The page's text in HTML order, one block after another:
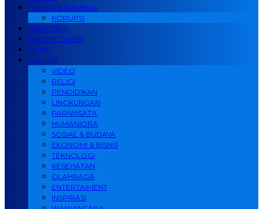
HUKUM & KRIMINAL
KORUPSI
PERISTIWA
JABODETABEK
OPINI
LAINNYA
VIDEO
RELIGI
PENDIDIKAN
LINGKUNGAN
PARIWISATA
HUMANIORA
SOSIAL & BUDAYA
EKONOMI & BISNIS
TEKNOLOGI
KESEHATAN
OLAHRAGA
ENTERTAIMENT
INSPIRASI